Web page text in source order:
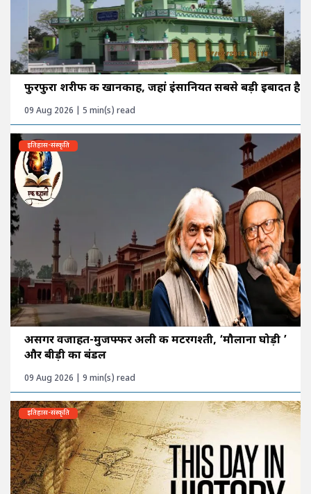
फुरफुरा शरीफ की खानकाह, जहां इंसानियत सबसे बड़ी इबादत है
09 Aug 2026 | 5 min(s) read
इतिहास-संस्कृति
असगर वजाहत-मुजफ्फर अली की मटरगश्ती, ‘मौलाना घोड़ी ’
और बीड़ी का बंडल
09 Aug 2026 | 9 min(s) read
इतिहास-संस्कृति